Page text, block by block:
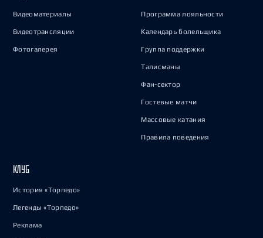
Видеоматериалы
Видеотрансляции
Фотогалерея
Программа лояльности
Календарь болельщика
Группа поддержки
Талисманы
Фан-сектор
Гостевые матчи
Массовые катания
Правила поведения
КЛУБ
История «Торпедо»
Легенды «Торпедо»
Реклама